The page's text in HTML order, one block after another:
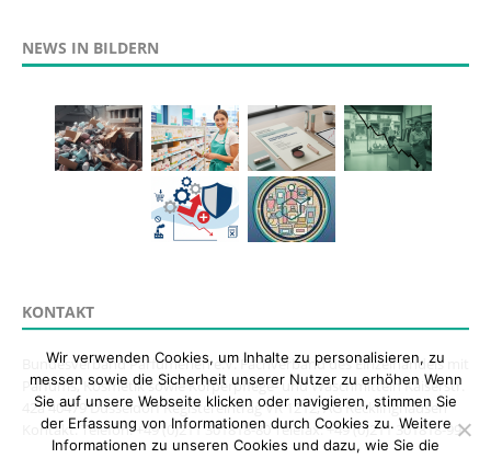
NEWS IN BILDERN
KONTAKT
Bundesverband Parfümerien e.V. Fachverband des Einzelhandels mit
Parfums, Kosmetik sowie Körperpflege- und Waschmitteln Kaiserstr.
42a 40479 Düsseldorf Registereintrag VR 1212, AG Recklinghausen
Kontakt: Telefon: +49 (0)211 301818-80 Telefax: +49 (0)211 301818-99
Wir verwenden Cookies, um Inhalte zu personalisieren, zu
messen sowie die Sicherheit unserer Nutzer zu erhöhen Wenn
Sie auf unsere Webseite klicken oder navigieren, stimmen Sie
der Erfassung von Informationen durch Cookies zu. Weitere
Informationen zu unseren Cookies und dazu, wie Sie die